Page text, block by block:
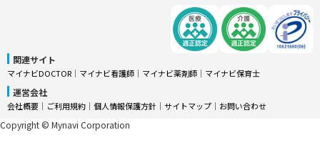
関連サイト
マイナビDOCTOR │ マイナビ看護師 │ マイナビ薬剤師 │ マイナビ保育士
運営会社
会社概要 │ ご利用規約 │ 個人情報保護方針 │ サイトマップ │ お問い合わせ
Copyright © Mynavi Corporation